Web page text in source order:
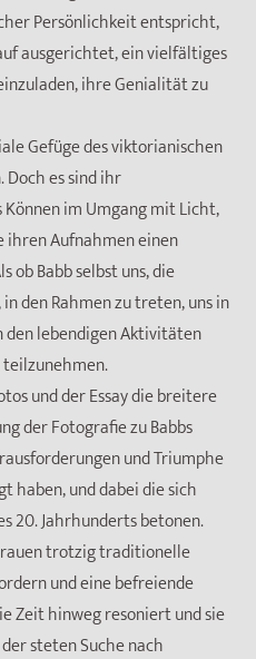
Persönlichkeit entspricht,
ausgerichtet, ein vielfältiges
ihre Genialität zu
Gefüge des viktorianischen
Doch es sind ihr
im Umgang mit Licht,
ihren Aufnahmen einen
ob Babb selbst uns, die
den Rahmen zu treten, uns in
den lebendigen Aktivitäten
und der Essay die breitere
der Fotografie zu Babbs
und Triumphe
haben, und dabei die sich
20. Jahrhunderts betonen.
trotzig traditionelle
und eine befreiende
Zeit hinweg resoniert und sie
steten Suche nach